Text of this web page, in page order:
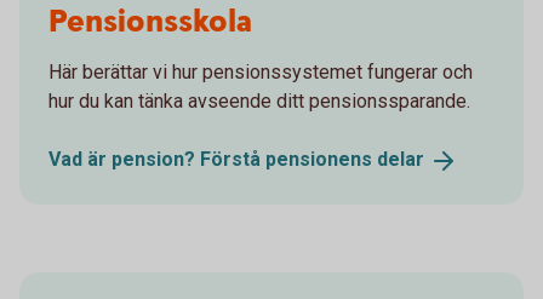
Pensionsskola
Här berättar vi hur pensionssystemet fungerar och
hur du kan tänka avseende ditt pensionssparande.
Vad är pension? Förstå pensionens delar